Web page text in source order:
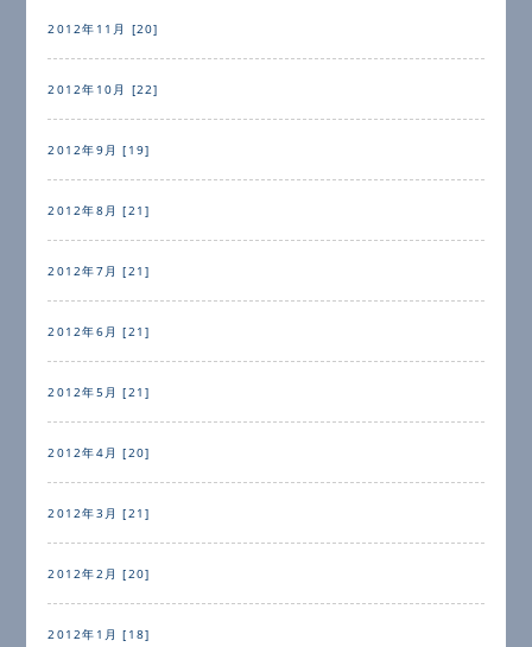
2012年11月 [20]
2012年10月 [22]
2012年9月 [19]
2012年8月 [21]
2012年7月 [21]
2012年6月 [21]
2012年5月 [21]
2012年4月 [20]
2012年3月 [21]
2012年2月 [20]
2012年1月 [18]